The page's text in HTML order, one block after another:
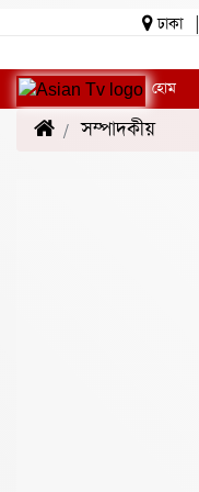
ঢাকা
হোম
সম্পাদকীয়